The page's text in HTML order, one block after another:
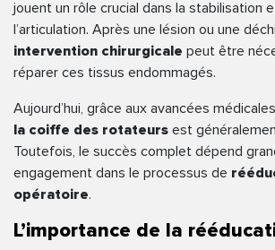
jouent un rôle crucial dans la stabilisation
l’articulation. Après une lésion ou une
intervention chirurgicale peut être
réparer ces tissus endommagés.
Aujourd’hui, grâce aux avancées
la coiffe des rotateurs est
Toutefois, le succès complet dépend
engagement dans le processus de
opératoire.
L’importance de la